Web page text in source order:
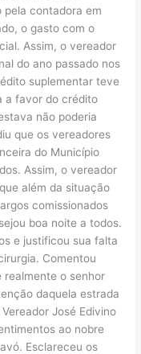
contadora em
o gasto com o
Assim, o vereador
do ano passado nos
suplementar teve
a favor do crédito
não poderia
que os vereadores
do Município
Assim, o vereador
além da situação
comissionados
boa noite a todos.
e justificou sua falta
Comentou
realmente o senhor
daquela estrada
José Edivino
ao nobre
Esclareceu os